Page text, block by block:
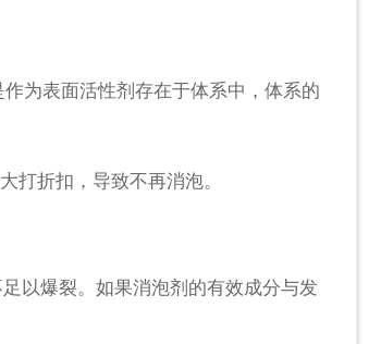
为表面活性剂存在于体系中，体系的
折扣，导致不再消泡。
以爆裂。如果消泡剂的有效成分与发